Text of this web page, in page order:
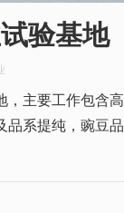
嘴豆新品种选育
推广及蛋白、纤
验基地
，主要工作包含
品系提纯，豌豆